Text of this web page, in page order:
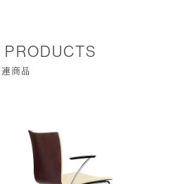
PRODUCTS
商品